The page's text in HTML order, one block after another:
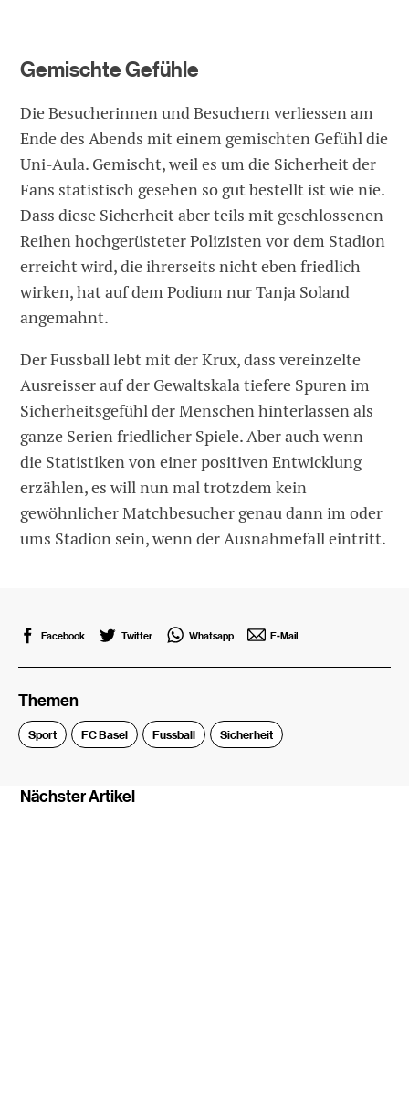
Gemischte Gefühle
Die Besucherinnen und Besuchern verliessen am
Ende des Abends mit einem gemischten Gefühl die
Uni-Aula. Gemischt, weil es um die Sicherheit der
Fans statistisch gesehen so gut bestellt ist wie nie.
Dass diese Sicherheit aber teils mit geschlossenen
Reihen hochgerüsteter Polizisten vor dem Stadion
erreicht wird, die ihrerseits nicht eben friedlich
wirken, hat auf dem Podium nur Tanja Soland
angemahnt.
Der Fussball lebt mit der Krux, dass vereinzelte
Ausreisser auf der Gewaltskala tiefere Spuren im
Sicherheitsgefühl der Menschen hinterlassen als
ganze Serien friedlicher Spiele. Aber auch wenn
die Statistiken von einer positiven Entwicklung
erzählen, es will nun mal trotzdem kein
gewöhnlicher Matchbesucher genau dann im oder
ums Stadion sein, wenn der Ausnahmefall eintritt.
Facebook Twitter Whatsapp E-Mail
Themen
Sport FC Basel Fussball Sicherheit
Nächster Artikel